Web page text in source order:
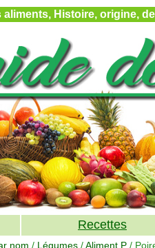
aliments, Histoire, origine,
Recettes
nom / Légumes /Aliment P /